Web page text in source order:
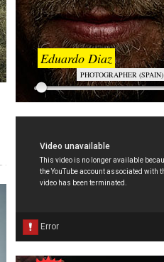
Eduardo Diaz
PHOTOGRAPHER (SPAIN)